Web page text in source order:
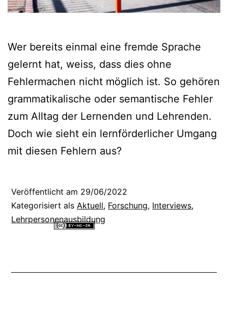
Wer bereits einmal eine fremde Sprache
gelernt hat, weiss, dass dies ohne
Fehlermachen nicht möglich ist. So gehören
grammatikalische oder semantische Fehler
zum Alltag der Lernenden und Lehrenden.
Doch wie sieht ein lernförderlicher Umgang
mit diesen Fehlern aus?
Veröffentlicht am 29/06/2022
Kategorisiert als Aktuell, Forschung, Interviews,
Lehrpersonenausbildung